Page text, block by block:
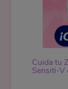
Cuida tu
Sensiti-V